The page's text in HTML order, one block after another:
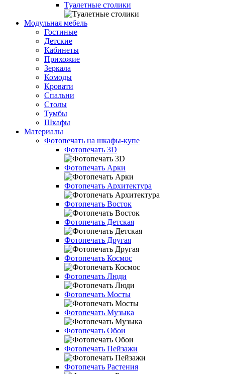
Туалетные столики
Модульная мебель
Гостиные
Детские
Кабинеты
Прихожие
Зеркала
Комоды
Кровати
Спальни
Столы
Тумбы
Шкафы
Материалы
Фотопечать на шкафы-купе
Фотопечать 3D
Фотопечать Арки
Фотопечать Архитектура
Фотопечать Восток
Фотопечать Детская
Фотопечать Другая
Фотопечать Космос
Фотопечать Люди
Фотопечать Мосты
Фотопечать Музыка
Фотопечать Обои
Фотопечать Пейзажи
Фотопечать Растения